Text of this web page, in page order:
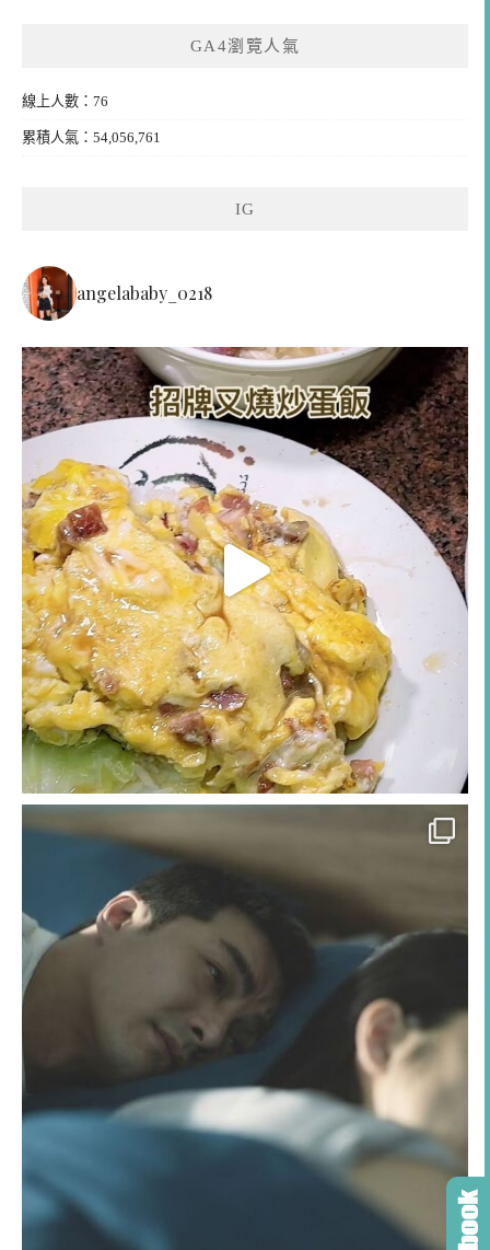
GA4瀏覽人氣
線上人數：76
累積人氣：54,056,761
IG
angelababy_0218